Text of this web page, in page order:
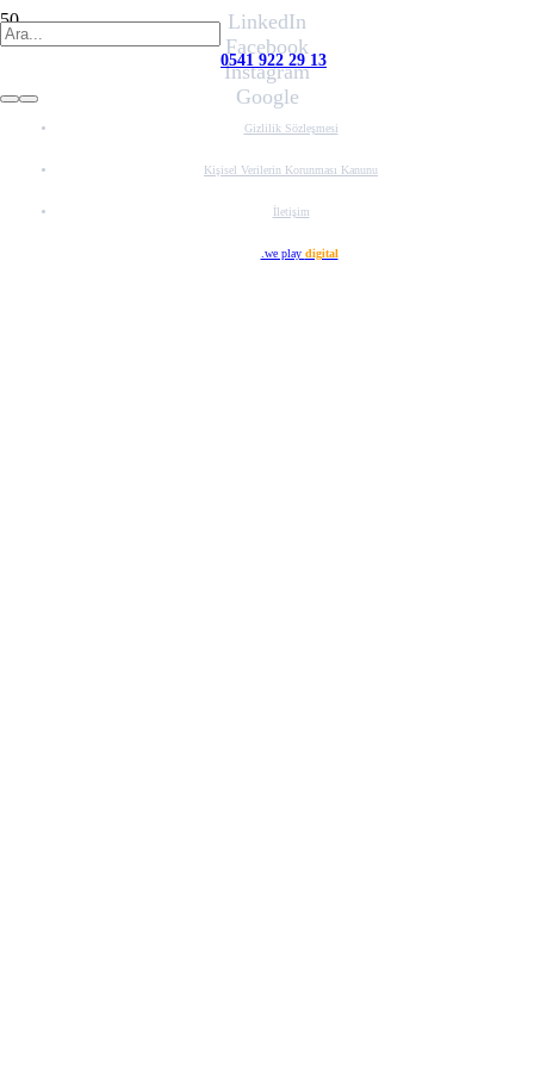
0541 922 29 13
LinkedIn
Facebook
Instagram
Google
Gizlilik Sözleşmesi
Kişisel Verilerin Korunması Kanunu
İletişim
.we play digital